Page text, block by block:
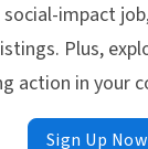
impact
Plus,
action in your
Sign Up Now